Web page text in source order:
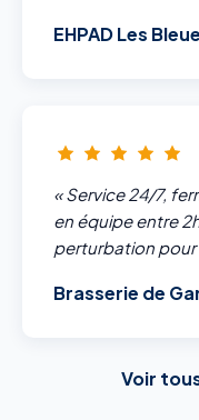
EHPAD Les
« Service 24/7,
en équipe entre
perturbation pour
Brasserie de
Voir